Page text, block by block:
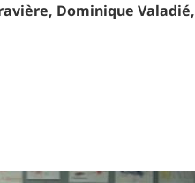
Dominique Valadié,